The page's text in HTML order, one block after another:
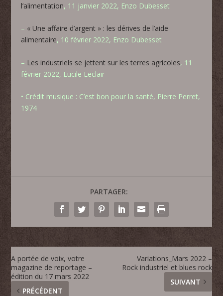
l’alimentation, 11 janvier 2022, Enzo Dubesset
– « Une affaire d’argent » : les dérives de l’aide
alimentaire, 10 février 2022, Enzo Dubesset
– Les industriels se jettent sur les terres agricoles, 11
février 2022, Lucile Leclair
• Crédit musique : C’est bon pour la santé, Pierre Perret,
1974
PARTAGER:
A portée de voix, votre
magazine de reportage –
édition du 17 mars 2022
PRÉCÉDENT
Variations_Mars 2022 –
Rock industriel et blues rock
SUIVANT